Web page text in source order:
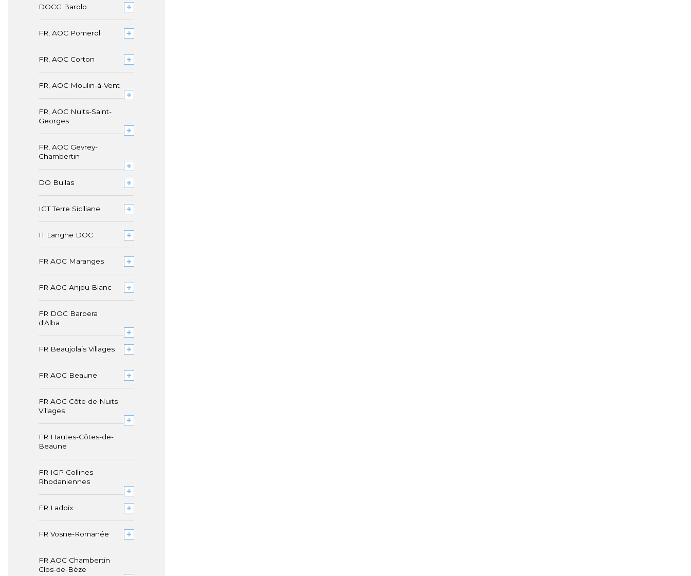
DOCG Barolo
FR, AOC Pomerol
FR, AOC Corton
FR, AOC Moulin-à-Vent
FR, AOC Nuits-Saint-
Georges
FR, AOC Gevrey-
Chambertin
DO Bullas
IGT Terre Siciliane
IT Langhe DOC
FR AOC Maranges
FR AOC Anjou Blanc
FR DOC Barbera
d'Alba
FR Beaujolais Villages
FR AOC Beaune
FR AOC Côte de Nuits
Villages
FR Hautes-Côtes-de-
Beaune
FR IGP Collines
Rhodaniennes
FR Ladoix
FR Vosne-Romanée
FR AOC Chambertin
Clos-de-Bèze